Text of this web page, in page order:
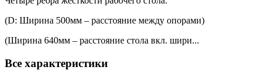
(D: Ширина 500мм – расстояние между опорами)
(Ширина 640мм – расстояние стола вкл. шири...
Все характеристики